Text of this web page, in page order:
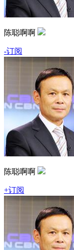
陈聪啊啊
-订阅
陈聪啊啊
+订阅